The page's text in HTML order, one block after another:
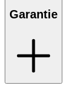
Garantie